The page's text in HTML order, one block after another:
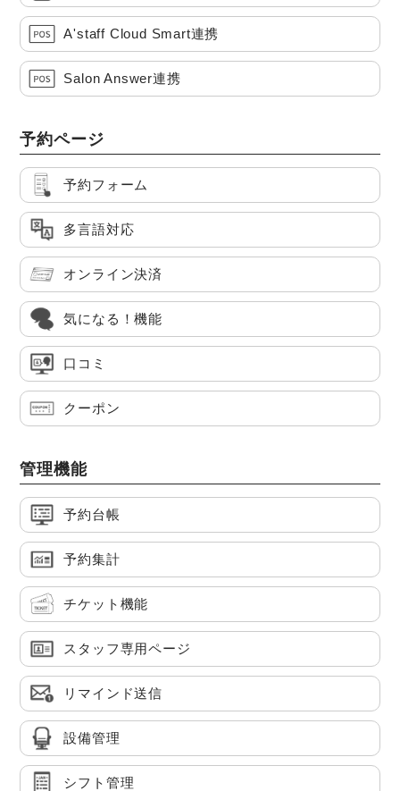
A'staff Cloud Smart連携
Salon Answer連携
予約ページ
予約フォーム
多言語対応
オンライン決済
気になる！機能
口コミ
クーポン
管理機能
予約台帳
予約集計
チケット機能
スタッフ専用ページ
リマインド送信
設備管理
シフト管理